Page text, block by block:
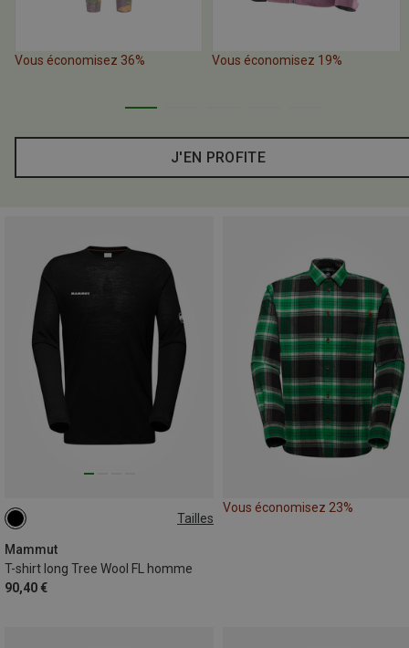
Vous économisez 36% Vous économisez 19%
J'EN PROFITE
Tailles
Mammut
T-shirt long Tree Wool FL homme
90,40 €
S
Vous économisez 23%